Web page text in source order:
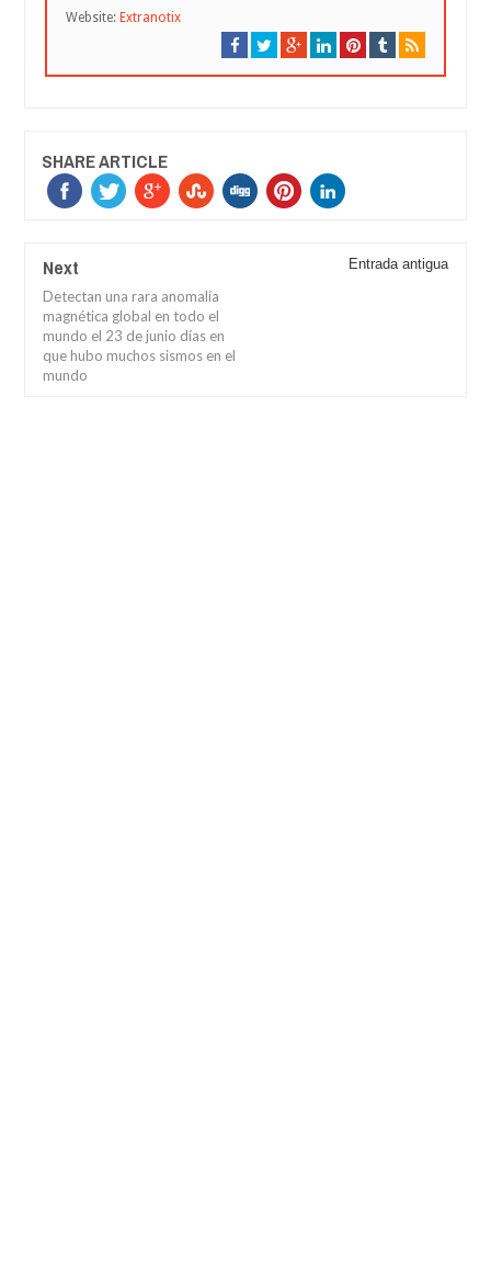
Website: Extranotix
SHARE ARTICLE
Next
Detectan una rara anomalía
magnética global en todo el
mundo el 23 de junio días en
que hubo muchos sismos en el
mundo
Entrada antigua